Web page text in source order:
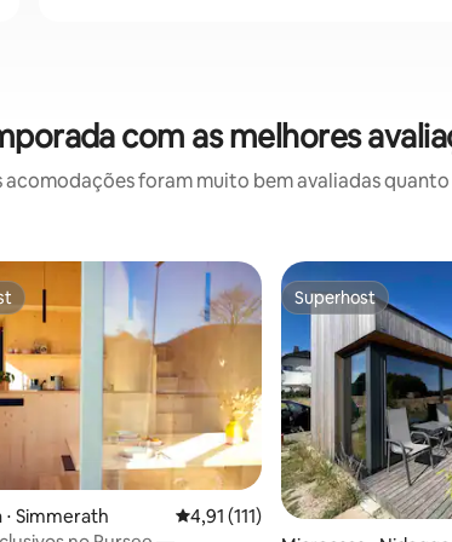
com as melhores
acomodações foram muito bem avaliadas
de 5, 30 avaliações
⋅ Simmerath 4,91 de uma avaliação média de
4,91 (111)
Superhost
Superhost